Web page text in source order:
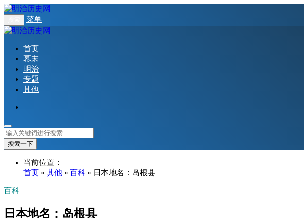
菜单
首页
幕末
明治
专题
其他
搜索一下
当前位置：
首页 » 其他 » 百科 » 日本地名：岛根县
百科
日本地名：岛根县